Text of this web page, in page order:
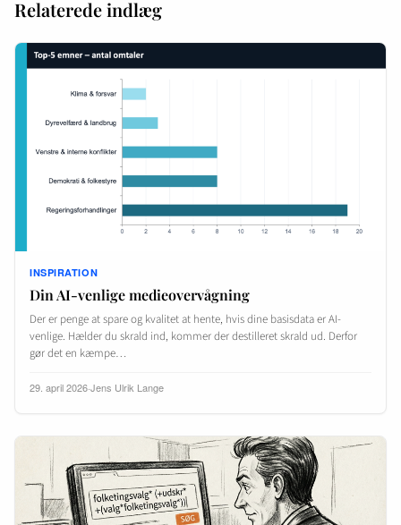
Relaterede indlæg
INSPIRATION
Din AI-venlige medieovervågning
Der er penge at spare og kvalitet at hente, hvis dine basisdata er AI-
venlige. Hælder du skrald ind, kommer der destilleret skrald ud. Derfor
gør det en kæmpe…
29. april 2026·Jens Ulrik Lange